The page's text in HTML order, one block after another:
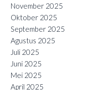
November 2025
Oktober 2025
September 2025
Agustus 2025
Juli 2025
Juni 2025
Mei 2025
April 2025